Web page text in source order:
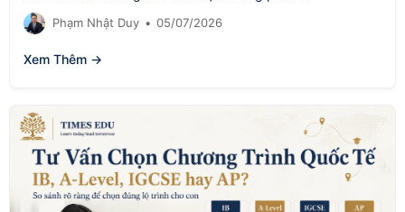
Phạm Nhật Duy • 05/07/2026
Xem Thêm →